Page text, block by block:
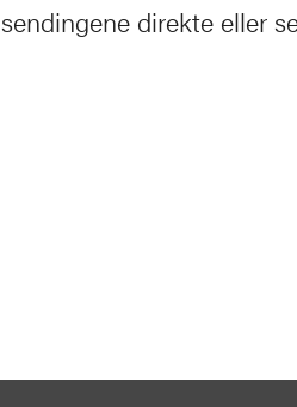
sendingene direkte eller